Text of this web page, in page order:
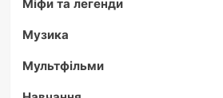
Музика
Мультфільми